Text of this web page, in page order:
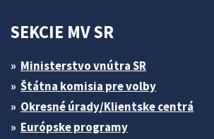
SEKCIE MV SR
Ministerstvo vnútra SR
Štátna komisia pre volby
Okresné úrady/Klientske centrá
Európske programy